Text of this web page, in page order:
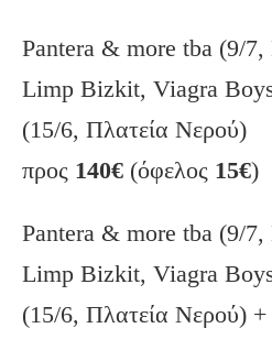
Pantera & more tba (9/
Limp Bizkit, Viagra
(15/6, Πλατεία Νερού)
προς 140€ (όφελος 15€)
Pantera & more tba (9/
Limp Bizkit, Viagra
(15/6, Πλατεία Νερού)